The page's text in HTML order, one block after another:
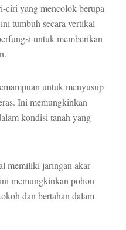
yang mencolok berupa
tumbuh secara vertikal
untuk memberikan
untuk menyusup
Ini memungkinkan
kondisi tanah yang
memiliki jaringan akar
memungkinkan pohon
dan bertahan dalam